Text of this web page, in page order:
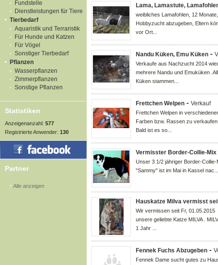
Fundstelle
Dienstleistungen für Tiere
Tierbedarf
Aquaristik und Terraristik
Für Hunde und Katzen
Für Vögel
Sonstiger Tierbedarf
Pflanzen
Wasserpflanzen
Zimmerpflanzen
Sonstige Pflanzen
Statistiken
Anzeigenanzahl: 577
Registrierte Anwender: 130
Partner
Alle anzeigen
Lama, Lamastute,
weibliches Lamafohlen, 12
Hobbyzucht abzugeben, Eltern
vor Ort...
Nandu Küken, Emu Küken -
Verkaufe aus Nachzucht 2014
mehrere Nandu und Emuküken
Küken stammen...
Frettchen Welpen - Verkauf
Frettchen Welpen in
Farben bzw. Rassen zu
Bald ist es so...
Vermisster Border-Collie-
Unser 3 1/2 jähriger Border-Collie-
"Sammy" ist im Mai in Kassel nac...
Hauskatze Milva vermisst
Wir vermissen seit Fr, 01.05.2015
unsere geliebte Katze MILVA .
1 Jahr ...
Fennek Fuchs Abzugeben -
Fennek Dame sucht gutes zu